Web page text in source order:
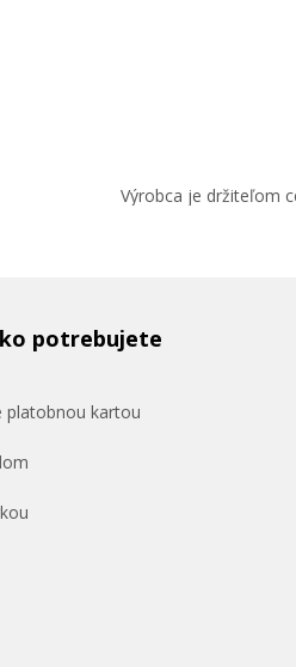
Výrobca je držiteľom
potrebujete
platobnou kartou